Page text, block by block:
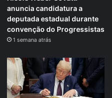
anuncia candidatura a
deputada estadual durante
convenção do Progressistas
1 semana atrás